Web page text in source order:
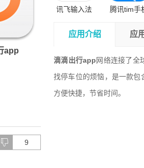
app
9
讯飞输入法
腾讯tim手
应用介绍 应
滴滴出行app网络连接了全
找停车位的烦恼，是一款包
方便快捷，节省时间。